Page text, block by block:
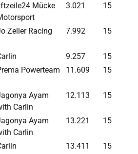
Mücke
3.021 15
Zeller Racing 7.992 15
9.257
15
Powerteam 11.609 15
Ayam
Carlin
12.113 15
Ayam
Carlin
13.221 15
13.411
15